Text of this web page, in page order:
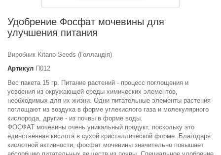
Удобрение Фосфат мочевины для
улучшения питания
Виробник Kitano Seeds (Голландія)
Артикул П012
Вес пакета 15 гр. Питание растений - процесс поглощения и
усвоения из окружающей среды химических элементов,
необходимых для их жизни. Одни питательные элементы растения
поглощают из воздуха в форме углекислого газа и молекулярного
кислорода, другие - из почвы в форме воды.
ФОСФАТ мочевины очень уникальный продукт, поскольку это
единственная кислота в сухой кристаллической форме. Благодаря
кислотной активности, фосфат мочевины значительно повышает